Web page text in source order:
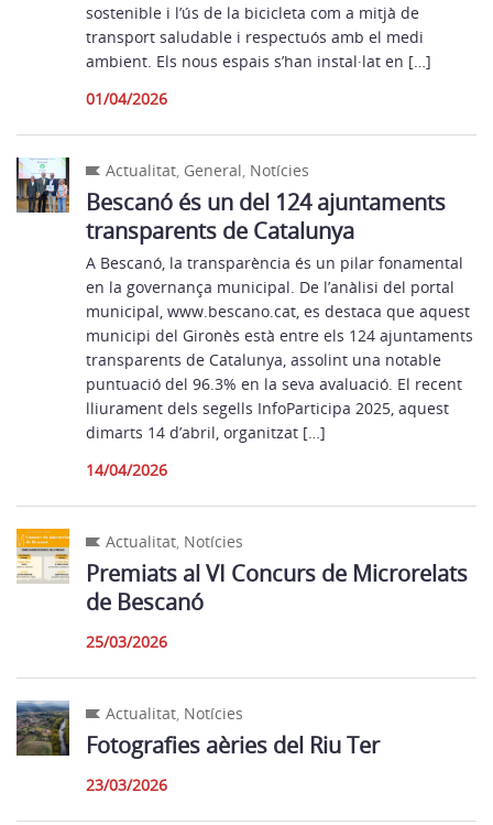
sostenible i l’ús de la bicicleta com a mitjà de
transport saludable i respectuós amb el medi
ambient. Els nous espais s’han instal·lat en […]
01/04/2026
Actualitat, General, Notícies
Bescanó és un del 124 ajuntaments
transparents de Catalunya
A Bescanó, la transparència és un pilar fonamental
en la governança municipal. De l’anàlisi del portal
municipal, www.bescano.cat, es destaca que aquest
municipi del Gironès està entre els 124 ajuntaments
transparents de Catalunya, assolint una notable
puntuació del 96.3% en la seva avaluació. El recent
lliurament dels segells InfoParticipa 2025, aquest
dimarts 14 d’abril, organitzat […]
14/04/2026
Actualitat, Notícies
Premiats al VI Concurs de Microrelats
de Bescanó
25/03/2026
Actualitat, Notícies
Fotografies aèries del Riu Ter
23/03/2026